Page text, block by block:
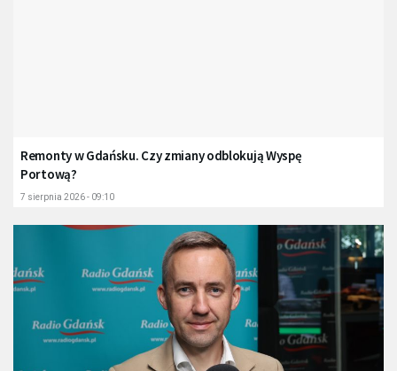
Remonty w Gdańsku. Czy zmiany odblokują Wyspę
Portową?
7 sierpnia 2026 - 09:10